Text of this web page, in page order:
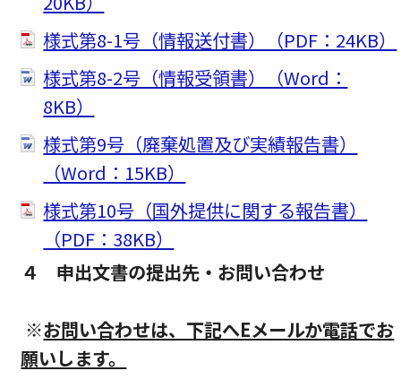
様式第8-1号（情報送付書）（PDF：24KB）
様式第8-2号（情報受領書）（Word：
8KB）
様式第9号（廃棄処置及び実績報告書）
（Word：15KB）
様式第10号（国外提供に関する報告書）
（PDF：38KB）
４ 申出文書の提出先・お問い合わせ
※お問い合わせは、下記へEメールか電話でお
願いします。